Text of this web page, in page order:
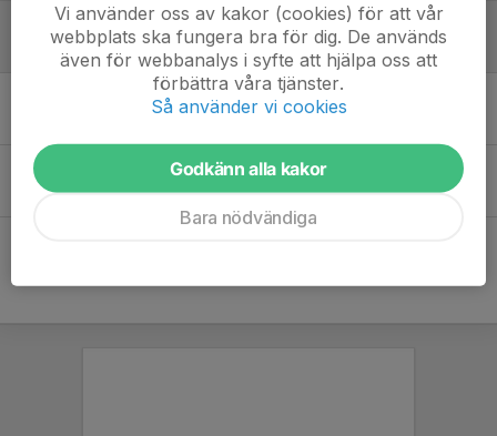
Ingen träning nästa söndag 30/4
23 apr 2023 0
Julledighet
Inomhusträning från den 13/11
19 okt 2022 0
Vi använder oss av kakor (cookies) för att vår
webbplats ska fungera bra för dig. De används
även för webbanalys i syfte att hjälpa oss att
förbättra våra tjänster.
Så använder vi cookies
Godkänn alla kakor
Bara nödvändiga